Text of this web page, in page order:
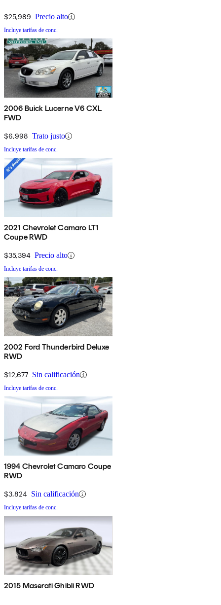
$25,989 Precio alto
Incluye tarifas de conc.
2006 Buick Lucerne V6 CXL
FWD
$6,998 Trato justo
Incluye tarifas de conc.
2021 Chevrolet Camaro LT1
Coupe RWD
$35,394 Precio alto
Incluye tarifas de conc.
2002 Ford Thunderbird Deluxe
RWD
$12,677 Sin calificación
Incluye tarifas de conc.
1994 Chevrolet Camaro Coupe
RWD
$3,824 Sin calificación
Incluye tarifas de conc.
2015 Maserati Ghibli RWD